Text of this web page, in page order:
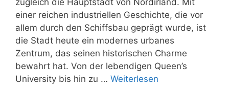
zugleich die Hauptstadt von Nordirland. Mit
einer reichen industriellen Geschichte, die vor
allem durch den Schiffsbau geprägt wurde, ist
die Stadt heute ein modernes urbanes
Zentrum, das seinen historischen Charme
bewahrt hat. Von der lebendigen Queen’s
University bis hin zu … Weiterlesen